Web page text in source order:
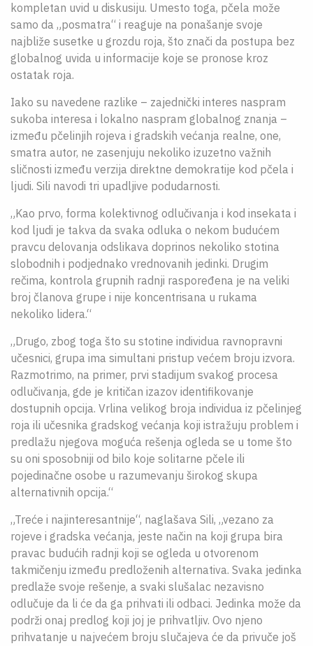
kompletan uvid u diskusiju. Umesto toga, pčela može
samo da „posmatra“ i reaguje na ponašanje svoje
najbliže susetke u grozdu roja, što znači da postupa bez
globalnog uvida u informacije koje se pronose kroz
ostatak roja.
Iako su navedene razlike – zajednički interes naspram
sukoba interesa i lokalno naspram globalnog znanja –
između pčelinjih rojeva i gradskih većanja realne, one,
smatra autor, ne zasenjuju nekoliko izuzetno važnih
sličnosti između verzija direktne demokratije kod pčela i
ljudi. Sili navodi tri upadljive podudarnosti.
„Kao prvo, forma kolektivnog odlučivanja i kod insekata i
kod ljudi je takva da svaka odluka o nekom budućem
pravcu delovanja odslikava doprinos nekoliko stotina
slobodnih i podjednako vrednovanih jedinki. Drugim
rečima, kontrola grupnih radnji raspoređena je na veliki
broj članova grupe i nije koncentrisana u rukama
nekoliko lidera.“
„Drugo, zbog toga što su stotine individua ravnopravni
učesnici, grupa ima simultani pristup većem broju izvora.
Razmotrimo, na primer, prvi stadijum svakog procesa
odlučivanja, gde je kritičan izazov identifikovanje
dostupnih opcija. Vrlina velikog broja individua iz pčelinjeg
roja ili učesnika gradskog većanja koji istražuju problem i
predlažu njegova moguća rešenja ogleda se u tome što
su oni sposobniji od bilo koje solitarne pčele ili
pojedinačne osobe u razumevanju širokog skupa
alternativnih opcija.“
„Treće i najinteresantnije“, naglašava Sili, „vezano za
rojeve i gradska većanja, jeste način na koji grupa bira
pravac budućih radnji koji se ogleda u otvorenom
takmičenju između predloženih alternativa. Svaka jedinka
predlaže svoje rešenje, a svaki slušalac nezavisno
odlučuje da li će da ga prihvati ili odbaci. Jedinka može da
podrži onaj predlog koji joj je prihvatljiv. Ovo njeno
prihvatanje u najvećem broju slučajeva će da privuče još